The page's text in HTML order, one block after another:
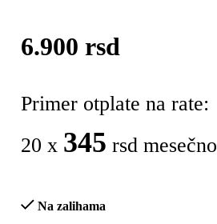
6.900 rsd
Primer otplate na rate:
20 x 345 rsd mesečno
Na zalihama